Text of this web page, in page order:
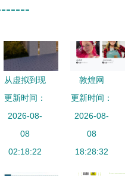
从虚拟到现
实 三维家
云工业软件
助力家居工
业元宇宙落
更新时间：
2026-08-
08
02:18:22
敦煌网
MyyShop
助力“厂二
代”破局，
中国代工厂
更新时间：
2026-08-
08
18:28:32